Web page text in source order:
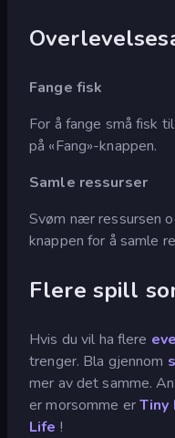
Fange fisk
For å fange små fisk
på «Fang»-knappen.
Samle ressurser
Svøm nær ressursen
knappen for å samle
Flere spill
Hvis du vil ha flere
trenger. Bla gjennom
mer av det samme.
er morsomme erTiny
Life !